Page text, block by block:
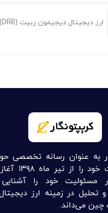
ارز دیجیتال دیجیمون ربیت (DRB) چیست؟
به عنوان رسانه تخصصی
دیجیتال،
مسئولیت خود را
تحلیل در زمینه ارز
چین می‌داند.